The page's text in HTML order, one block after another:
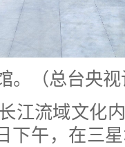
（总台央视
流域文化内
下午，在三